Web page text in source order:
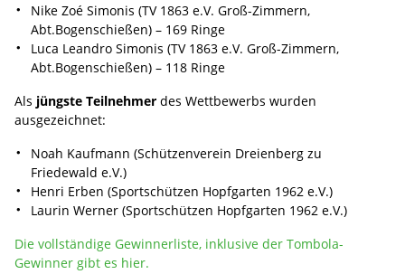
Nike Zoé Simonis (TV 1863 e.V. Groß-Zimmern,
Abt.Bogenschießen) – 169 Ringe
Luca Leandro Simonis (TV 1863 e.V. Groß-Zimmern,
Abt.Bogenschießen) – 118 Ringe
Als jüngste Teilnehmer des Wettbewerbs wurden
ausgezeichnet:
Noah Kaufmann (Schützenverein Dreienberg zu
Friedewald e.V.)
Henri Erben (Sportschützen Hopfgarten 1962 e.V.)
Laurin Werner (Sportschützen Hopfgarten 1962 e.V.)
Die vollständige Gewinnerliste, inklusive der Tombola-
Gewinner gibt es hier.